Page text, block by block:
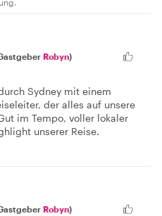
Robyn)
Sydney mit einem
der alles auf unsere
im Tempo, voller lokaler
unserer Reise.
Robyn)